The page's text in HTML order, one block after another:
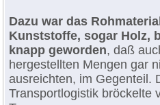
Dazu war das
Kunststoffe, sogar Holz,
knapp geworden, daß
hergestellten Mengen gar
ausreichten, im Gegenteil.
Transportlogistik bröckelte